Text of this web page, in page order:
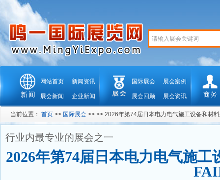
网站首页 新闻资讯
展会新闻 企业新闻
国际展会 展会案例
展会回顾 展会资讯
当前位置： 首页 >> 国际展会 >> >> 2026年第74届日本电力电气施工设备和材
行业内最专业的展会之一
2026年第74届日本电力电气施